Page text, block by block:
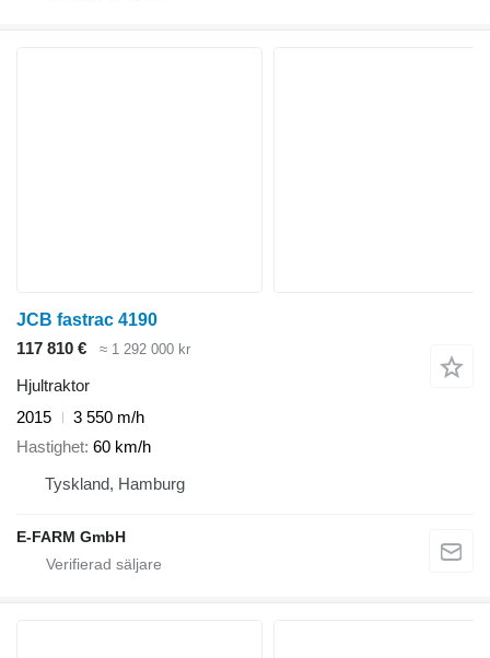
JCB fastrac 4190
117 810 €
≈ 1 292 000 kr
Hjultraktor
2015
3 550 m/h
Hastighet 60 km/h
Tyskland, Hamburg
E-FARM GmbH